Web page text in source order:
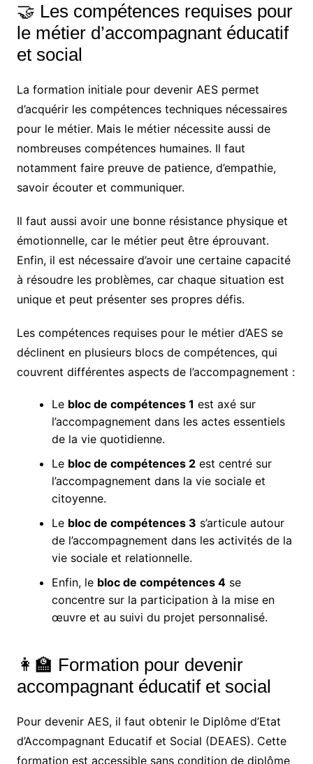
🤝 Les compétences requises pour
le métier d’accompagnant éducatif
et social
La formation initiale pour devenir AES permet
d’acquérir les compétences techniques nécessaires
pour le métier. Mais le métier nécessite aussi de
nombreuses compétences humaines. Il faut
notamment faire preuve de patience, d’empathie,
savoir écouter et communiquer.
Il faut aussi avoir une bonne résistance physique et
émotionnelle, car le métier peut être éprouvant.
Enfin, il est nécessaire d’avoir une certaine capacité
à résoudre les problèmes, car chaque situation est
unique et peut présenter ses propres défis.
Les compétences requises pour le métier d’AES se
déclinent en plusieurs blocs de compétences, qui
couvrent différentes aspects de l’accompagnement :
Le bloc de compétences 1 est axé sur
l’accompagnement dans les actes essentiels
de la vie quotidienne.
Le bloc de compétences 2est centré sur
l’accompagnement dans la vie sociale et
citoyenne.
Le bloc de compétences 3 s’articule autour
de l’accompagnement dans les activités de la
vie sociale et relationnelle.
Enfin, le bloc de compétences 4se
concentre sur la participation à la mise en
œuvre et au suivi du projet personnalisé.
👩‍🏫 Formation pour devenir
accompagnant éducatif et social
Pour devenir AES, il faut obtenir le Diplôme d’Etat
d’Accompagnant Educatif et Social (DEAES). Cette
formation est accessible sans condition de diplôme